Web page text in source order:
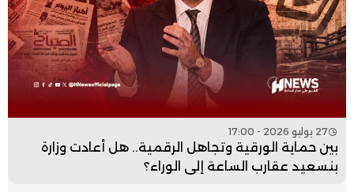
27 يوليو 2026 - 17:00
بين حماية الورقية وتجاهل الرقمية.. هل أعادت وزارة
بنسعيد عقارب الساعة إلى الوراء؟